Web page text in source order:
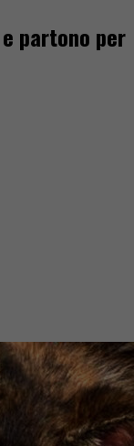
partono per